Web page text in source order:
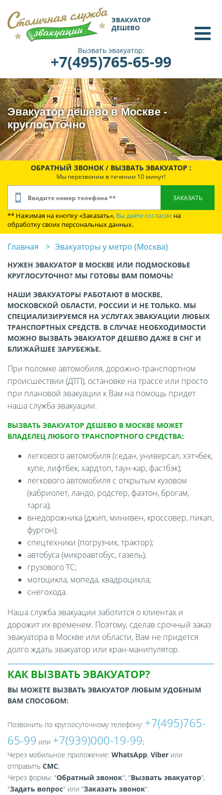
ЭВАКУАТОР
ДЕШЕВО
Вызвать эвакуатор:
+7(495)765-65-99
Эвакуатор дешево в Москве -
круглосуточно
ОБРАТНЫЙ ЗВОНОК / ВЫЗВАТЬ ЭВАКУАТОР :
Мы перезвоним в течении 10 минут!
** Нажимая на кнопку «Заказать», Вы даёте согласие на
обработку своих персональных данных.
Главная Эвакуаторы у метро (Москва)
НУЖЕН ЭВАКУАТОР В МОСКВЕ ИЛИ ПОДМОСКОВЬЕ
КРУГЛОСУТОЧНО? МЫ ГОТОВЫ ВАМ ПОМОЧЬ!
НАШИ ЭВАКУАТОРЫ РАБОТАЮТ В МОСКВЕ,
МОСКОВСКОЙ ОБЛАСТИ, РОССИИ И НЕ ТОЛЬКО. МЫ
СПЕЦИАЛИЗИРУЕМСЯ НА УСЛУГАХ ЭВАКУАЦИИ ЛЮБЫХ
ТРАНСПОРТНЫХ СРЕДСТВ. В СЛУЧАЕ НЕОБХОДИМОСТИ
МОЖНО ВЫЗВАТЬ ЭВАКУАТОР ДЕШЕВО ДАЖЕ В СНГ И
БЛИЖАЙШЕЕ ЗАРУБЕЖЬЕ.
При поломке автомобиля, дорожно-транспортном
происшествии (ДТП), остановке на трассе или просто
при плановой эвакуации к Вам на помощь придет
наша служба эвакуации.
ВЫЗВАТЬ ЭВАКУАТОР ДЕШЕВО В МОСКВЕ МОЖЕТ
ВЛАДЕЛЕЦ ЛЮБОГО ТРАНСПОРТНОГО СРЕДСТВА:
легкового автомобиля (седан, универсал, хэтчбек,
купе, лифтбек, хардтоп, таун-кар, фастбэк);
легкового автомобиля с открытым кузовом
(кабриолет, ландо, родстер, фаэтон, брогам,
тарга);
внедорожника (джип, минивен, кроссовер, пикап,
фургон);
спецтехники (погрузчик, трактор);
автобуса (микроавтобус, газель);
грузового ТС;
мотоцикла, мопеда, квадроцикла;
снегохода.
Наша служба эвакуации заботится о клиентах и
дорожит их временем. Поэтому, сделав срочный заказ
эвакуатора в Москве или области, Вам не придется
долго ждать эвакуатор или кран-манипулятор.
КАК ВЫЗВАТЬ ЭВАКУАТОР?
ВЫ МОЖЕТЕ ВЫЗВАТЬ ЭВАКУАТОР ЛЮБЫМ УДОБНЫМ
ВАМ СПОСОБОМ:
Позвонить по круглосуточному телефону: +7(495)765-
65-99 или +7(939)000-19-99;
Через мобильное приложение: WhatsApp, Viber или
отправить СМС;
Через формы: "Обратный звонок", "Вызвать эвакуатор",
"Задать вопрос" или "Заказать звонок".